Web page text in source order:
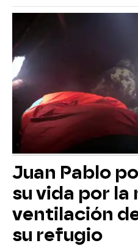
Juan Pablo
su vida por la
ventilación
su refugio